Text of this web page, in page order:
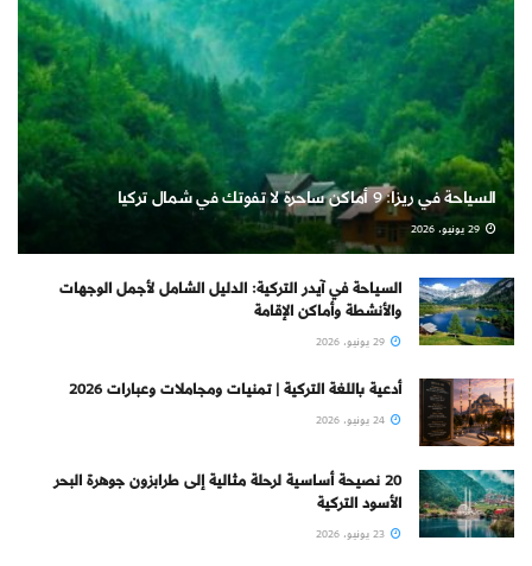
السياحة في ريزا: 9 أماكن ساحرة لا تفوتك في شمال تركيا
السياحة في آيدر التركية: الدليل الشامل لأجمل الوجهات
والأنشطة وأماكن الإقامة
أدعية باللغة التركية | تمنيات ومجاملات وعبارات 2026
20 نصيحة أساسية لرحلة مثالية إلى طرابزون جوهرة البحر
الأسود التركية